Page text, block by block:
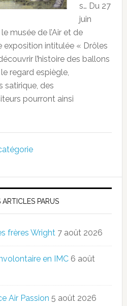
s… Du 27
juin
musée de l’Air et de
exposition intitulée « Drôles
l’histoire des ballons
regard espiègle,
satirique, des
pourront ainsi
ARTICLES PARUS
frères Wright 7 août 2026
en IMC 6 août
Air Passion 5 août 2026